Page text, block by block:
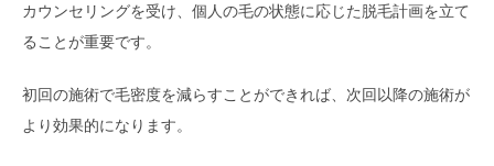
カウンセリングを受け、個人の毛の状態に応じた脱毛計画を立て
ることが重要です。
初回の施術で毛密度を減らすことができれば、次回以降の施術が
より効果的になります。